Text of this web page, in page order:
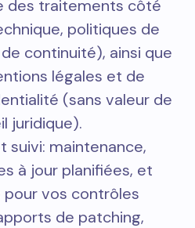
des traitements côté
politiques de
continuité), ainsi que
légales et de
(sans valeur de
juridique).
suivi: maintenance,
à jour planifiées, et
vos contrôles
de patching,